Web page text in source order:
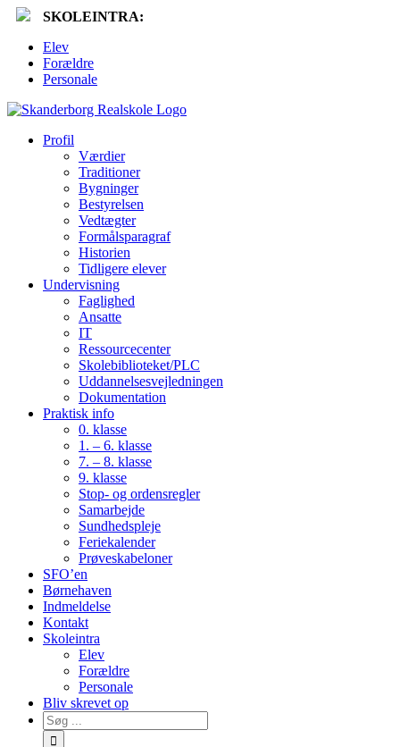
SKOLEINTRA:
Elev
Forældre
Personale
Profil
Værdier
Traditioner
Bygninger
Bestyrelsen
Vedtægter
Formålsparagraf
Historien
Tidligere elever
Undervisning
Faglighed
Ansatte
IT
Ressourcecenter
Skolebiblioteket/PLC
Uddannelsesvejledningen
Dokumentation
Praktisk info
0. klasse
1. – 6. klasse
7. – 8. klasse
9. klasse
Stop- og ordensregler
Samarbejde
Sundhedspleje
Feriekalender
Prøveskabeloner
SFO’en
Børnehaven
Indmeldelse
Kontakt
Skoleintra
Elev
Forældre
Personale
Bliv skrevet op